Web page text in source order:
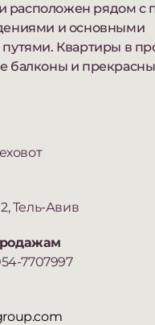
расположен рядом с
и основными
Квартиры в
балконы и
Тель-Авив
7707997